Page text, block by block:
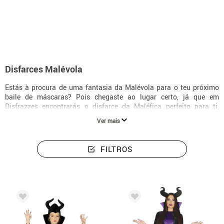
Disfarces Malévola
Estás à procura de uma fantasia da Malévola para o teu próximo
baile de máscaras? Pois chegaste ao lugar certo, já que em
Disfrazzes encontrarás o disfarce da Maléfica perfeito para ti,
podendo disfarçar-te de Maléfica: Mestra do mal entre uma grande
variedade de modelos diferentes que te conquistarão e se adaptarão
para encontrar um disfarce, e embora a primeira coisa que nos vem
à cabeça são as clássicas princesas, não devemos esquecer os
É um personagem que nós adoramos, e é por isso que estamos
trabalhando para completar uma seleção exclusiva de disfarces da
Malévola que não têm desperdício, e que lhe permitirá se disfarçar
de uma das mais populares vilãs da Disney.
Ver mais
FILTROS